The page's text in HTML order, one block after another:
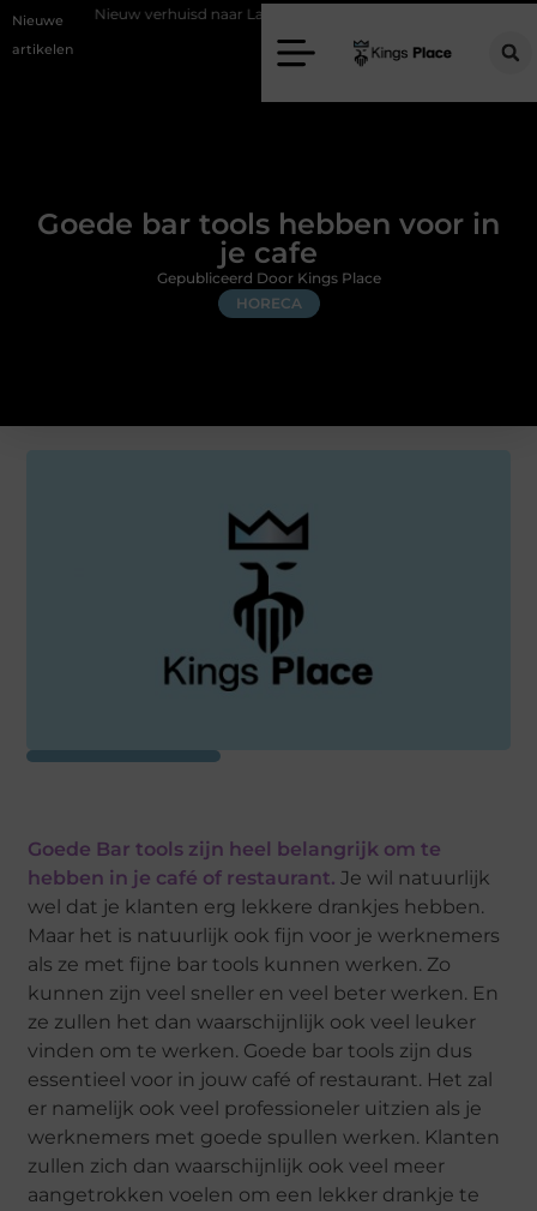
Nieuwe
artikelen
verhuisd naar Laren? Waarom het vervangen van je sloten een
Goede bar tools hebben voor in
je cafe
HORECA
Gepubliceerd Door Kings Place
Goede Bar tools zijn heel belangrijk om te
hebben in je café of restaurant. Je wil natuurlijk
wel dat je klanten erg lekkere drankjes hebben.
Maar het is natuurlijk ook fijn voor je werknemers
als ze met fijne bar tools kunnen werken. Zo
kunnen zijn veel sneller en veel beter werken. En
ze zullen het dan waarschijnlijk ook veel leuker
vinden om te werken. Goede bar tools zijn dus
essentieel voor in jouw café of restaurant. Het zal
er namelijk ook veel professioneler uitzien als je
werknemers met goede spullen werken. Klanten
zullen zich dan waarschijnlijk ook veel meer
aangetrokken voelen om een lekker drankje te